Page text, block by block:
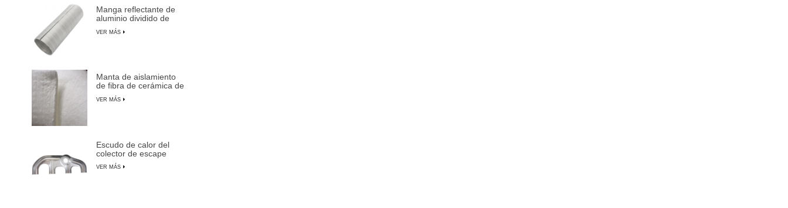
Manga reflectante de
aluminio dividido de
aluminio
VER MÁS
Manta de aislamiento
de fibra de cerámica de
alta temperatura
VER MÁS
Escudo de calor del
colector de escape
para automóviles,
camiones y SUV
VER MÁS